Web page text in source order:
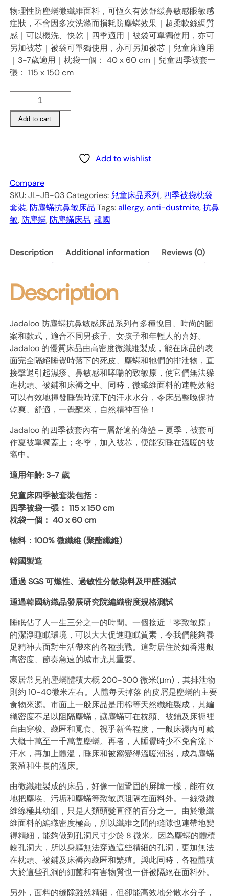
物理性防塵蟎微纖維面料，可恆久有效舒緩鼻敏感眼敏感
症狀，不會因多次洗滌而損耗防塵蟎效果｜超柔軟絲綢質
感｜可以機洗、快乾｜四季適用｜被袋可單獨使用，亦可
另加被芯｜被袋可單獨使用，亦可另加被芯｜兒童床適用
｜3-7歲適用｜枕袋一個： 40 x 60 cm｜兒童四季被套一
張： 115 x 150 cm
塵
童
四
季
被
袋
粉
藍
熱
氣
球
quantity
Add to cart
Add to wishlist
Compare
SKU:JL-JB-03 Categories: 兒童床品系列, 四季被袋枕袋
套裝, 防塵蟎抗鼻敏床品 Tags:allergy,anti-dustmite,抗鼻
敏, 防塵蟎, 防塵蟎床品,韓國
Description Additional information Reviews (0)
Description
Jadaloo 防塵蟎抗鼻敏感床品系列有多種悅目、時尚的圖
案和款式，適合不同男孩子、女孩子和年輕人的喜好。
Jadaloo 的優質床品由高密度微纖維製成，能在床品的表
面完全隔絕睡覺時落下的死皮、塵蟎和牠們的排泄物，直
接擊退引起濕疹、鼻敏感和哮喘的致敏原，使它們無法躲
進枕頭、被鋪和床褥之中。同時，微纖維面料的速乾效能
可以有效地揮發睡覺時流下的汗水水分，令床品整晚保持
乾爽、舒適，一覺醒來，自然精神百倍！
Jadaloo 的四季被套內有一層舒適的薄墊 – 夏季，被套可
作夏被單獨蓋上；冬季，加入被芯，便能安睡在溫暖的被
窩中。
適用年齡: 3-7 歲
兒童床四季被套裝包括：
四季被袋一張： 115 x 150 cm
枕袋一個： 40 x 60 cm
物料：100% 微纖維 (聚酯纖維)
韓國製造
通過 SGS 可燃性、過敏性分散染料及甲醛測試
通過韓國紡織品發展研究院編織密度規格測試
睡眠佔了人一生三分之一的時間。一個接近「零致敏原」
的潔淨睡眠環境，可以大大促進睡眠質素，令我們能夠養
足精神去面對生活帶來的各種挑戰。這對居住於如香港般
高密度、節奏急速的城市尤其重要。
家居常見的塵蟎體積大概 200-300 微米(μm)，其排泄物
則約 10-40微米左右。人體每天掉落 的皮屑是塵蟎的主要
食物來源。市面上一般床品是用棉等天然纖維製成，其編
織密度不足以阻隔塵蟎，讓塵蟎可在枕頭、被鋪及床褥裡
自由穿梭、藏匿和覓食。視乎新舊程度，一般床褥內可藏
大概十萬至一千萬隻塵蟎。再者，人睡覺時少不免會流下
汗水，再加上體溫，睡床和被窩變得溫暖潮濕，成為塵蟎
繁殖和生長的溫床。
由微纖維製成的床品，好像一個鞏固的屏障一樣，能有效
地把塵埃、污垢和塵蟎等致敏原阻隔在面料外。一絲微纖
維線極其幼細，只是人類頭髮直徑的百分之一。由於微纖
維面料的編織密度極高，所以纖維之間的縫隙也連帶地變
得精細，能夠做到孔洞尺寸少於 8 微米。因為塵蟎的體積
較孔洞大，所以身軀無法穿過這些精細的孔洞，更加無法
在枕頭、被鋪及床褥內藏匿和繁殖。與此同時，各種體積
大於這些孔洞的細菌和有害物質也一併被隔絕在面料外。
另外，面料的縫隙雖然精細，但卻能高效地分散水分子，